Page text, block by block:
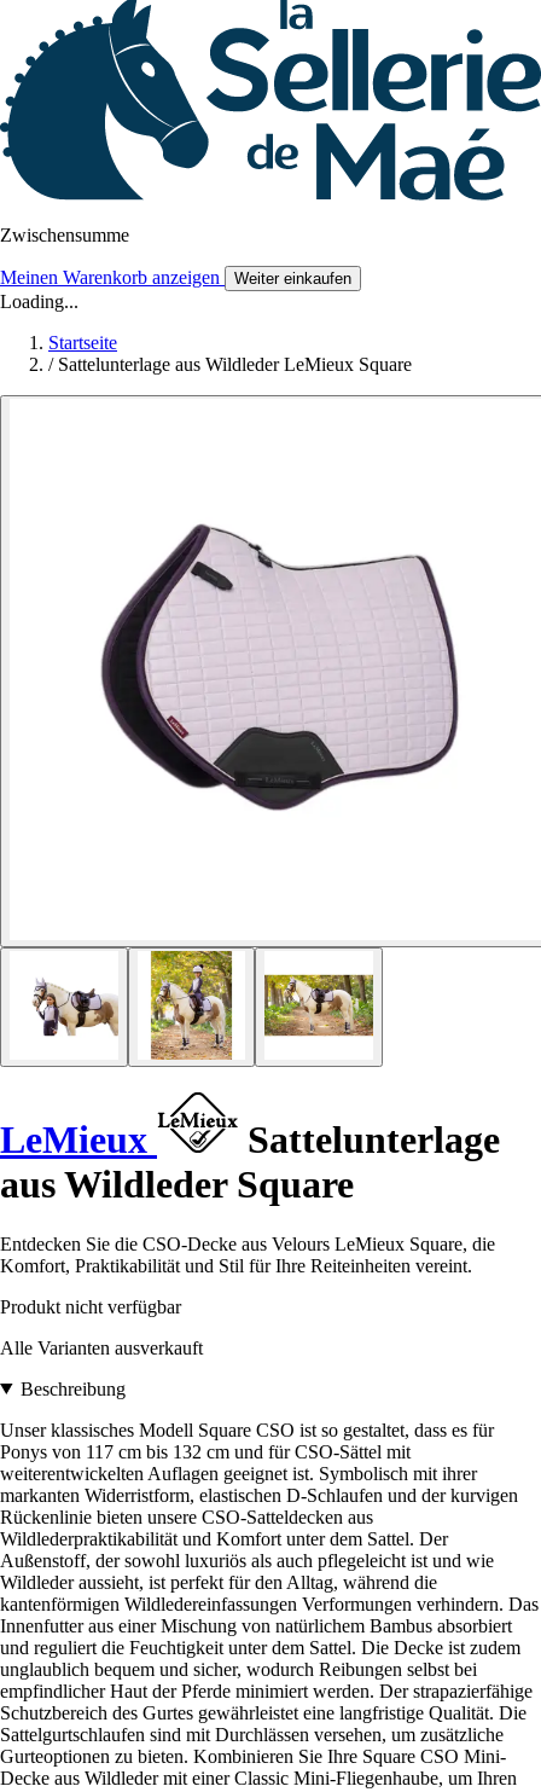
Zwischensumme
Meinen Warenkorb anzeigen Weiter einkaufen
Loading...
Startseite
/ Sattelunterlage aus Wildleder LeMieux Square
LeMieux
Sattelunterlage
aus Wildleder Square
Entdecken Sie die CSO-Decke aus Velours LeMieux Square, die
Komfort, Praktikabilität und Stil für Ihre Reiteinheiten vereint.
Produkt nicht verfügbar
Alle Varianten ausverkauft
Beschreibung
Unser klassisches Modell Square CSO ist so gestaltet, dass es für
Ponys von 117 cm bis 132 cm und für CSO-Sättel mit
weiterentwickelten Auflagen geeignet ist. Symbolisch mit ihrer
markanten Widerristform, elastischen D-Schlaufen und der kurvigen
Rückenlinie bieten unsere CSO-Satteldecken aus
Wildlederpraktikabilität und Komfort unter dem Sattel. Der
Außenstoff, der sowohl luxuriös als auch pflegeleicht ist und wie
Wildleder aussieht, ist perfekt für den Alltag, während die
kantenförmigen Wildledereinfassungen Verformungen verhindern. Das
Innenfutter aus einer Mischung von natürlichem Bambus absorbiert
und reguliert die Feuchtigkeit unter dem Sattel. Die Decke ist zudem
unglaublich bequem und sicher, wodurch Reibungen selbst bei
empfindlicher Haut der Pferde minimiert werden. Der strapazierfähige
Schutzbereich des Gurtes gewährleistet eine langfristige Qualität. Die
Sattelgurtschlaufen sind mit Durchlässen versehen, um zusätzliche
Gurteoptionen zu bieten. Kombinieren Sie Ihre Square CSO Mini-
Decke aus Wildleder mit einer Classic Mini-Fliegenhaube, um Ihren